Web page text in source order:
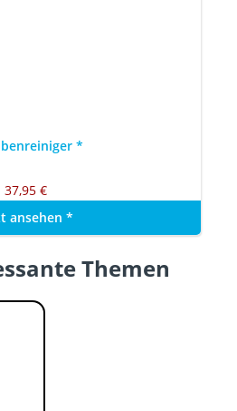
*
37,95 €
ansehen *
Themen